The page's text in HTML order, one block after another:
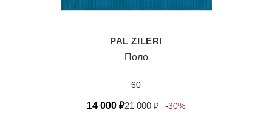
PAL ZILERI
Поло
60
14 000 ₽21 000₽ -30%